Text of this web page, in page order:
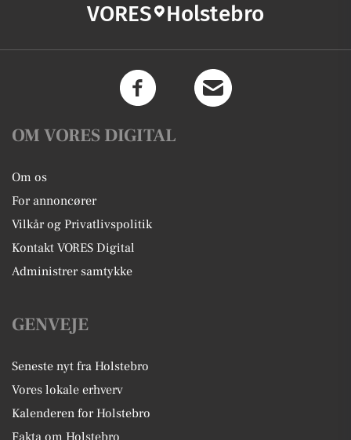
VORES Holstebro
OM VORES DIGITAL
Om os
For annoncører
Vilkår og Privatlivspolitik
Kontakt VORES Digital
Administrer samtykke
GENVEJE
Seneste nyt fra Holstebro
Vores lokale erhverv
Kalenderen for Holstebro